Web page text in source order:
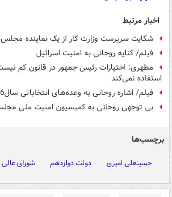
اخبار مرتبط
شکایت سرپرست وزارت کار از یک نماینده مجلس
فیلم/ کنایه روحانی به امنیت اسرائیل
مطهری: اختیارات رئیس جمهور در قانون کم
استفاده نمی‌کند
فیلم/ اشاره روحانی به وعده‌های انتخاباتی سال96
بی توجهی روحانی به کمیسیون امنیت ملی
برچسب‌ها
حسینعلی امیری دولت دوازدهم شورای